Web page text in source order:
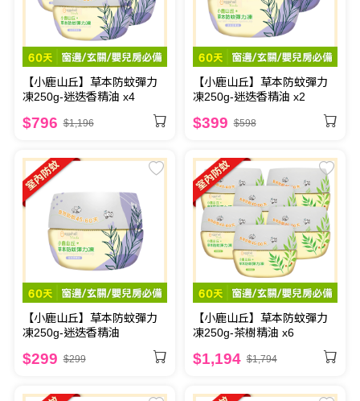
【小鹿山丘】草本防蚊彈力
凍250g-迷迭香精油 x4
$796 $1,196
【小鹿山丘】草本防蚊彈力
凍250g-迷迭香精油 x2
$399 $598
【小鹿山丘】草本防蚊彈力
凍250g-迷迭香精油
$299 $299
【小鹿山丘】草本防蚊彈力
凍250g-茶樹精油 x6
$1,194 $1,794